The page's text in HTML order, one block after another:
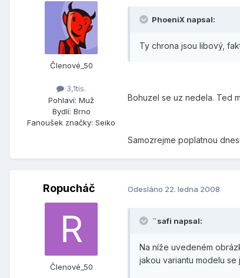
Členové_50
3,1tis.
Pohlaví: Muž
Bydlí: Brno
Fanoušek značky: Seiko
PhoeniX napsal:
Ty chrona jsou libový,
Bohuzel se uz nedela. Ted
Samozrejme poplatnou
Ropucháč
Členové_50
Odesláno 22. ledna 2008
¨safi napsal:
Na níže uvedeném
jakou variantu modelu